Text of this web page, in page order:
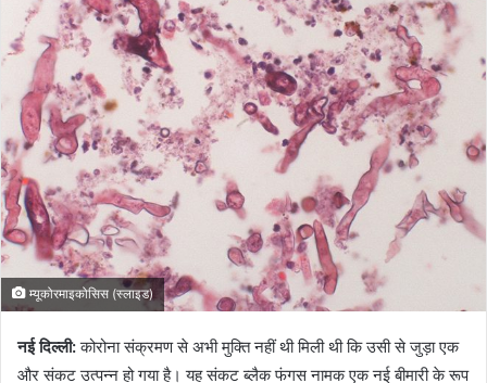
d
a
n
e
m
a
i
म्यूकोरमाइकोसिस (स्लाइड)
नई दिल्ली:कोरोना संक्रमण से अभी मुक्ति नहीं थी मिली थी कि उसी से जुड़ा एक
और संकट उत्पन्न हो गया है। यह संकट ब्लैक फंगस नामक एक नई बीमारी के रूप